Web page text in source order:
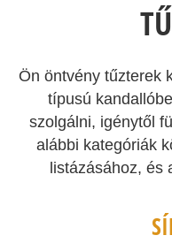
Ön öntvény tűzterek
típusú
szolgálni, igénytől
alábbi kategóriák
listázásához, és